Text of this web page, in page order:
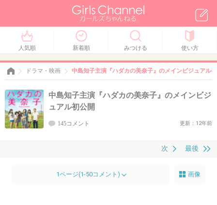
人気順 新着順 みつける 使い方
ドラマ・映画 中島知子主演『ハダカの美奈子』のメインビジュアル
中島知子主演『ハダカの美奈子』のメインビジ
ュアル初公開
145コメント 更新：12年前
最後
次
1ページ(1-50コメント) 画像